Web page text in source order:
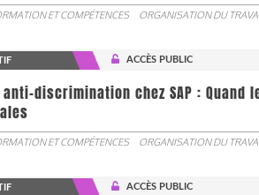
ET COMPÉTENCES ORGANISATION DU
ACCÈS PUBLIC
discrimination chez SAP :
ET COMPÉTENCES ORGANISATION DU
ACCÈS PUBLIC